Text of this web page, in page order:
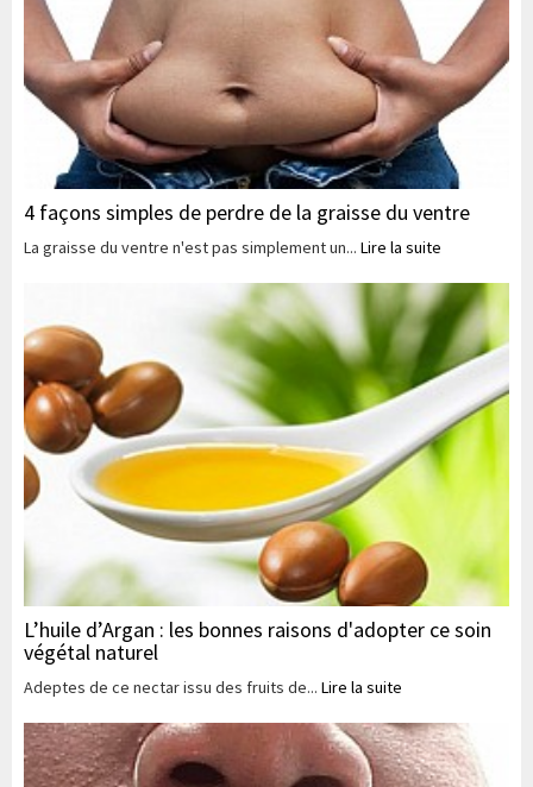
4 façons simples de perdre de la graisse du ventre
La graisse du ventre n'est pas simplement un... Lire la suite
L’huile d’Argan : les bonnes raisons d'adopter ce soin
végétal naturel
Adeptes de ce nectar issu des fruits de... Lire la suite